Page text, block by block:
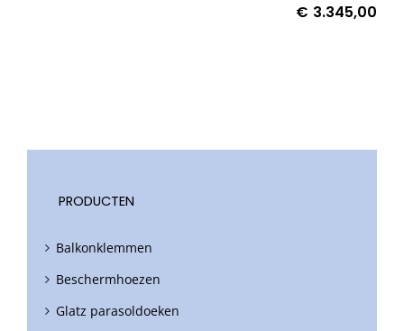
€ 3.345,00
PRODUCTEN
Balkonklemmen
Beschermhoezen
Glatz parasoldoeken